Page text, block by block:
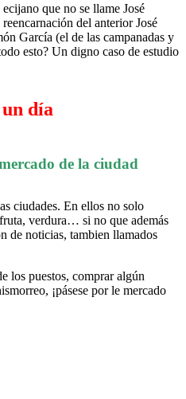
que no se llame José
del anterior José
García (el de las campanadas y
esto? Un digno caso de estudio
día
de la ciudad
ciudades. En ellos no solo
verdura… si no que además
de noticias, tambien llamados
los puestos, comprar algún
¡pásese por le mercado